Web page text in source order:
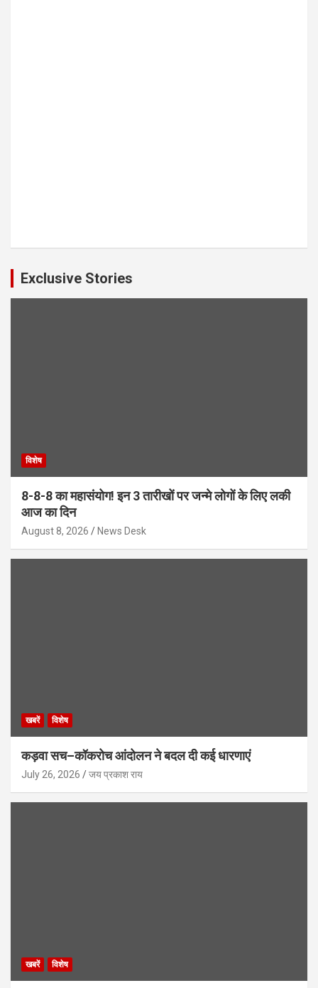
Exclusive Stories
विशेष
8-8-8 का महासंयोग! इन 3 तारीखों पर जन्मे लोगों के लिए लकी
आज का दिन
August 8, 2026 News Desk
खबरें विशेष
कड़वा सच–कॉकरोच आंदोलन ने बदल दी कई धारणाएं
July 26, 2026 जय प्रकाश राय
खबरें विशेष